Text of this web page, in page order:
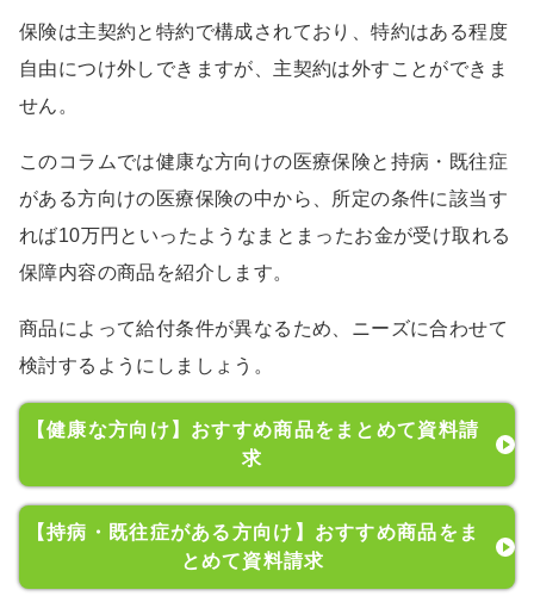
保険は主契約と特約で構成されており、特約はある程度
自由につけ外しできますが、主契約は外すことができま
せん。
このコラムでは健康な方向けの医療保険と持病・既往症
がある方向けの医療保険の中から、所定の条件に該当す
れば10万円といったようなまとまったお金が受け取れる
保障内容の商品を紹介します。
商品によって給付条件が異なるため、ニーズに合わせて
検討するようにしましょう。
【健康な方向け】おすすめ商品をまとめて資料請
求
【持病・既往症がある方向け】おすすめ商品をま
とめて資料請求